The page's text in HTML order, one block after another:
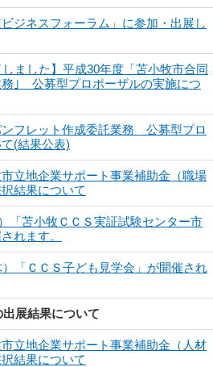
ジネスフォーラム」に参加・出展し
しました】平成30年度「苫小牧市合同
｣ 公募型プロポーザルの実施につ
フレット作成委託業務 公募型プロ
(結果公表)
立地企業サポート事業補助金（職場
結果について
「苫小牧ＣＣＳ実証試験センター市
れます。
「ＣＣＳ子ども見学会」が開催され
展結果について
立地企業サポート事業補助金（人材
結果について